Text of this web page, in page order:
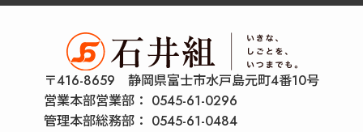
〒416-8659 静岡県富士市水戸島元町4番10号
営業本部営業部： 0545-61-0296
管理本部総務部： 0545-61-0484